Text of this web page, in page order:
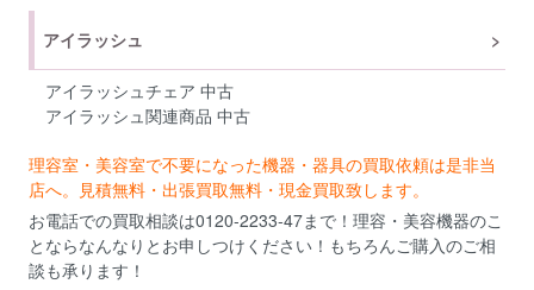
アイラッシュ
アイラッシュチェア 中古
アイラッシュ関連商品 中古
理容室・美容室で不要になった機器・器具の買取依頼は是非当
店へ。見積無料・出張買取無料・現金買取致します。
お電話での買取相談は0120-2233-47まで！理容・美容機器のこ
とならなんなりとお申しつけください！もちろんご購入のご相
談も承ります！